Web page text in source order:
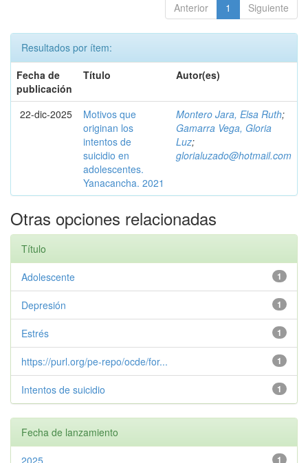
Anterior 1 Siguiente
Resultados por ítem:
Fecha de
publicación
Título Autor(es)
22-dic-2025
Motivos que
originan los
intentos de
suicidio en
adolescentes.
Yanacancha. 2021
Montero Jara, Elsa Ruth;
Gamarra Vega, Gloria
Luz;
glorialuzado@hotmail.com
Otras opciones relacionadas
Título
1
Adolescente
1
Depresión
1
Estrés
1
https://purl.org/pe-repo/ocde/for...
1
Intentos de suicidio
Fecha de lanzamiento
1
2025